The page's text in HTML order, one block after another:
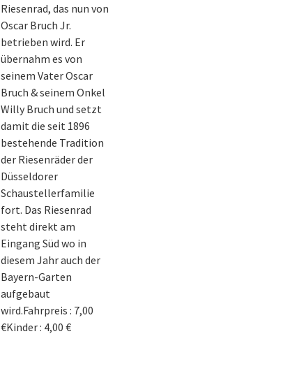
Riesenrad, das nun von
Oscar Bruch Jr.
betrieben wird. Er
übernahm es von
seinem Vater Oscar
Bruch & seinem Onkel
Willy Bruch und setzt
damit die seit 1896
bestehende Tradition
der Riesenräder der
Düsseldorer
Schaustellerfamilie
fort. Das Riesenrad
steht direkt am
Eingang Süd wo in
diesem Jahr auch der
Bayern-Garten
aufgebaut
wird.Fahrpreis : 7,00
€Kinder : 4,00 €